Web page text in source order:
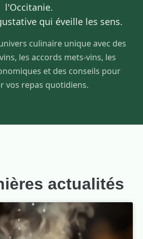
l'Occitanie.
qui éveille les sens.
culinaire unique avec des
les accords mets-vins, les
et des conseils pour
vos repas quotidiens.
actualités